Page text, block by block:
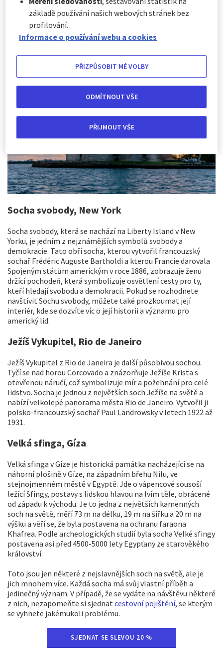
Nejslavnější sochy světa věnované hrdinům, božstvům
nebo národním symbolům nadále inspirují a přitahují
návštěvníky ze všech koutů světa a stávají se ikonickými
památkami.
Socha svobody, New York
Socha svobody, která se nachází na Liberty Island v New
Yorku, je jedním z nejznámějších symbolů svobody a
demokracie. Tato obří socha, kterou vytvořil francouzský
sochař Frédéric Auguste Bartholdi a kterou Francie darovala
Spojeným státům americkým v roce 1886, zobrazuje ženu
držící pochodeň, která symbolizuje osvětlení cesty pro ty,
kteří hledají svobodu a demokracii. Pokud se rozhodnete
navštívit Sochu svobody, můžete také prozkoumat její
interiér, kde se dozvíte víc o její historii a významu pro
americký lid.
Ježíš Vykupitel, Rio de Janeiro
Ježíš Vykupitel z Rio de Janeira je další působivou sochou.
Tyčí se nad horou Corcovado a znázorňuje Ježíše Krista s
otevřenou náručí, což symbolizuje mír a požehnání pro celé
lidstvo. Socha je jednou z největších soch Ježíše na světě a
nabízí velkolepé panorama města Rio de Janeiro. Vytvořil ji
polsko-francouzský sochař Paul Landrowsky v letech 1922 až
1931.
Velká sfinga, Gíza
Velká sfinga v Gíze je historická památka nacházející se na
náhorní plošině v Gíze, na západním břehu Nilu, ve
stejnojmenném městě v Egyptě. Jde o vápencové sousoší
ležící Sfingy, postavy s lidskou hlavou na lvím těle, obrácené
od západu k východu. Je to jedna z největších kamenných
soch na světě, měří 73 m na délku, 19 m na šířku a 20 m na
výšku a věří se, že byla postavena na ochranu faraona
Khafrea. Podle archeologických studií byla socha Velké sfingy
postavena asi před 4500-5000 lety Egypťany ze starověkého
království.
Toto jsou jen některé z nejslavnějších soch na světě, ale je
jich mnohem více. Každá socha má svůj vlastní příběh a
jedinečný význam. V případě, že se vydáte na návštěvu některé
z nich, nezapomeňte si sjednatcestovní pojištění, se kterým
se vyhnete jakémukoli problému.
SJEDNAT SE SLEVOU 20 %
základě používání našich webových stránek bez
profilování.
Informace o používání webu a cookies
PŘIZPŮSOBIT MÉ VOLBY
ODMÍTNOUT VŠE
PŘIJMOUT VŠE